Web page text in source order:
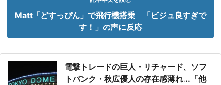
Matt「どすっぴん」で飛行機搭乗 「ビジュ良すぎで
す！」の声に反応
電撃トレードの巨人・リチャード、ソフ
トバンク・秋広優人の存在感薄れ...「他